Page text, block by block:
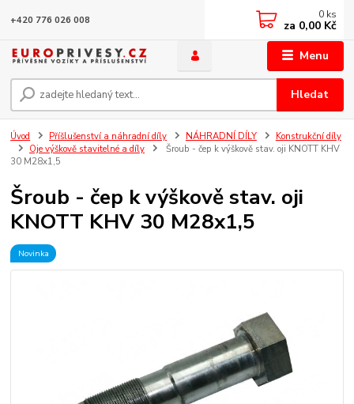
Menu
Hledat
+420 776 026 008 0 ks
za 0,00 Kč
Úvod Příšlušenství a náhradní díly NÁHRADNÍ DÍLY
Konstrukční díly
Oje výškově stavitelné a díly
Šroub - čep k výškově stav. oji KNOTT KHV
30 M28x1,5
Šroub - čep k výškově stav. oji
KNOTT KHV 30 M28x1,5
Novinka